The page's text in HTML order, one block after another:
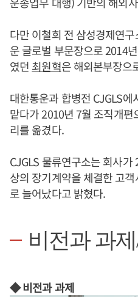
다만 이철희 전 삼성경제연
운 글로벌 부문장으로 2014
였던 최원혁은 해외본부장으
대한통운과 합병전 CJGLS
맡다가 2010년 7월 조직개
리를 옮겼다.
CJGLS 물류연구소는 회사
상의 장기계약을 체결한 고
로 늘어났다고 밝혔다.
비전과 과
◆ 비전과 과제